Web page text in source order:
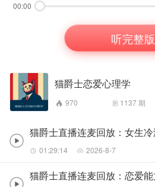
00:00
听完整版
猫爵士恋爱心理学
970 1137期
01:29:14 2026-8-7